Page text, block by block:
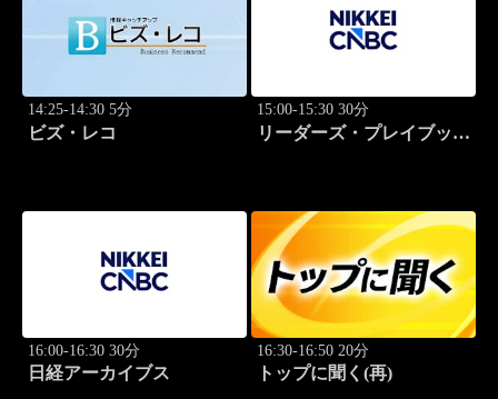
14:25-14:30 5分
ビズ・レコ
15:00-15:30 30分
リーダーズ・プレイブック
16:00-16:30 30分
日経アーカイブス
16:30-16:50 20分
トップに聞く(再)